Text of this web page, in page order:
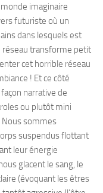
imaginaire
futuriste où un
dans lesquels est
réseau transforme petit
cet horrible réseau
! Et ce côté
narrative de
ou plutôt mini
Nous sommes
suspendus flottant
leur énergie
glacent le sang, le
(évoquant les êtres